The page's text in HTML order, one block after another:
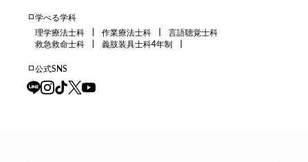
学べる学科
理学療法士科
作業療法士科
言語聴覚士科
救急救命士科
義肢装具士科4年制
公式SNS